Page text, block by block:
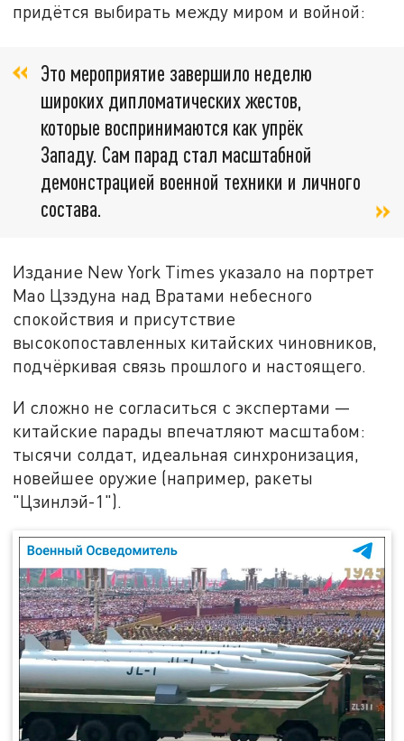
придётся выбирать между миром и войной:
Это мероприятие завершило неделю
широких дипломатических жестов,
которые воспринимаются как упрёк
Западу. Сам парад стал масштабной
демонстрацией военной техники и личного
состава.
Издание New York Times указало на портрет
Мао Цзэдуна над Вратами небесного
спокойствия и присутствие
высокопоставленных китайских чиновников,
подчёркивая связь прошлого и настоящего.
И сложно не согласиться с экспертами —
китайские парады впечатляют масштабом:
тысячи солдат, идеальная синхронизация,
новейшее оружие (например, ракеты
"Цзинлэй-1").